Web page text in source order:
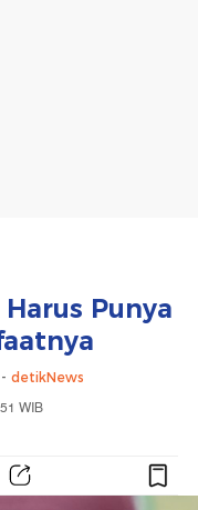
Punya
detikNews
WIB